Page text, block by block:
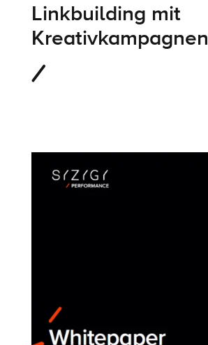
Linkbuilding mit
Kreativkampagnen